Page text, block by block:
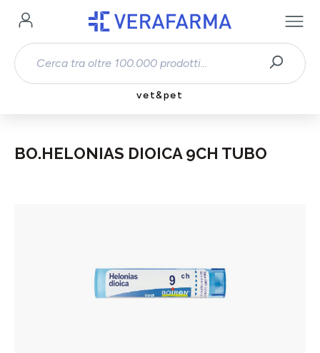
Passa al contenuto principale
vet&pet
BO.HELONIAS DIOICA 9CH TUBO